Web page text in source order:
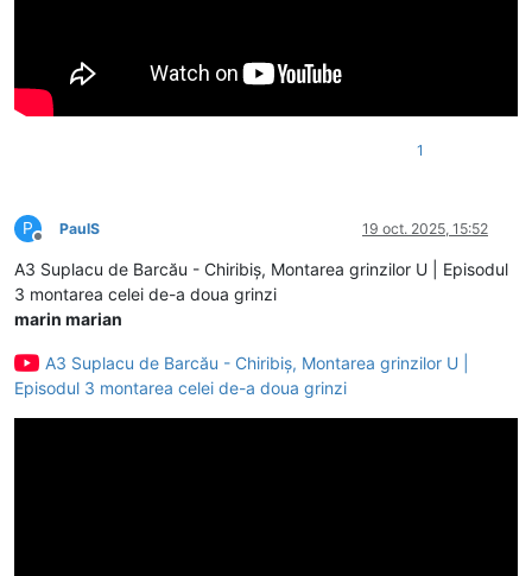
1
P
Deconectat
PaulS 19 oct. 2025, 15:52
A3 Suplacu de Barcău - Chiribiș, Montarea grinzilor U | Episodul
3 montarea celei de-a doua grinzi
marin marian
A3 Suplacu de Barcău - Chiribiș, Montarea grinzilor U |
Episodul 3 montarea celei de-a doua grinzi